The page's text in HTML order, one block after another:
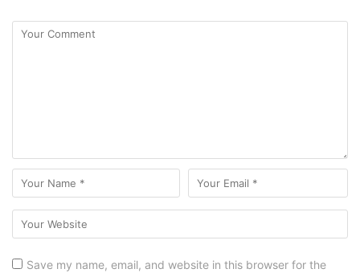
Save my name, email, and website in this browser for the